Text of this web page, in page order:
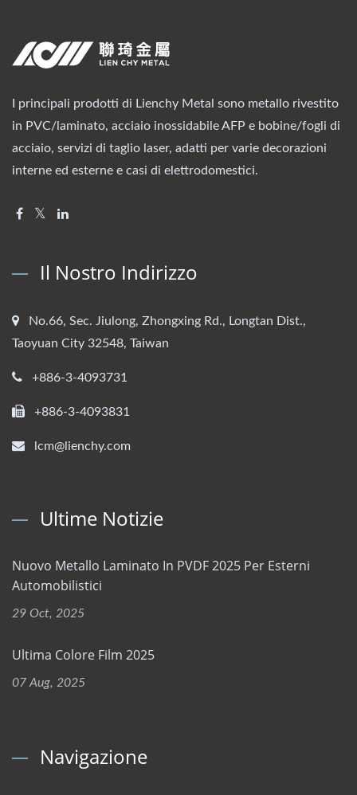
I principali prodotti di Lienchy Metal sono metallo rivestito
in PVC/laminato, acciaio inossidabile AFP e bobine/fogli di
acciaio, servizi di taglio laser, adatti per varie decorazioni
interne ed esterne e casi di elettrodomestici.
Il Nostro Indirizzo
No.66, Sec. Jiulong, Zhongxing Rd., Longtan Dist.,
Taoyuan City 32548, Taiwan
+886-3-4093731
+886-3-4093831
lcm@lienchy.com
Ultime Notizie
Nuovo Metallo Laminato In PVDF 2025 Per Esterni
Automobilistici
29 Oct, 2025
Ultima Colore Film 2025
07 Aug, 2025
Navigazione